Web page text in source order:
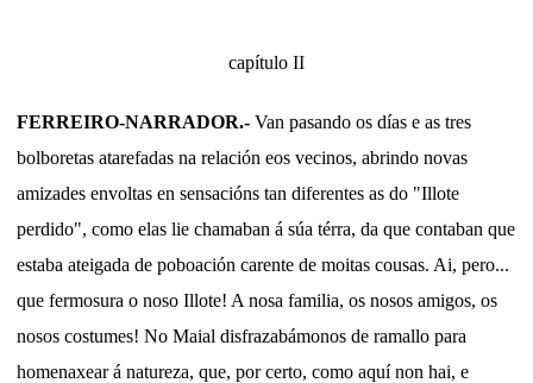
capítulo II
FERREIRO-NARRADOR.- Van pasando os días e as tres
bolboretas atarefadas na relación eos vecinos, abrindo novas
amizades envoltas en sensacións tan diferentes as do "Illote
perdido", como elas lie chamaban á súa térra, da que contaban que
estaba ateigada de poboación carente de moitas cousas. Ai, pero...
que fermosura o noso Illote! A nosa familia, os nosos amigos, os
nosos costumes! No Maial disfrazabámonos de ramallo para
homenaxear á natureza, que, por certo, como aquí non hai, e